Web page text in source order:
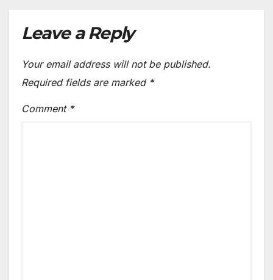
Leave a Reply
Your email address will not be published.
Required fields are marked *
Comment *